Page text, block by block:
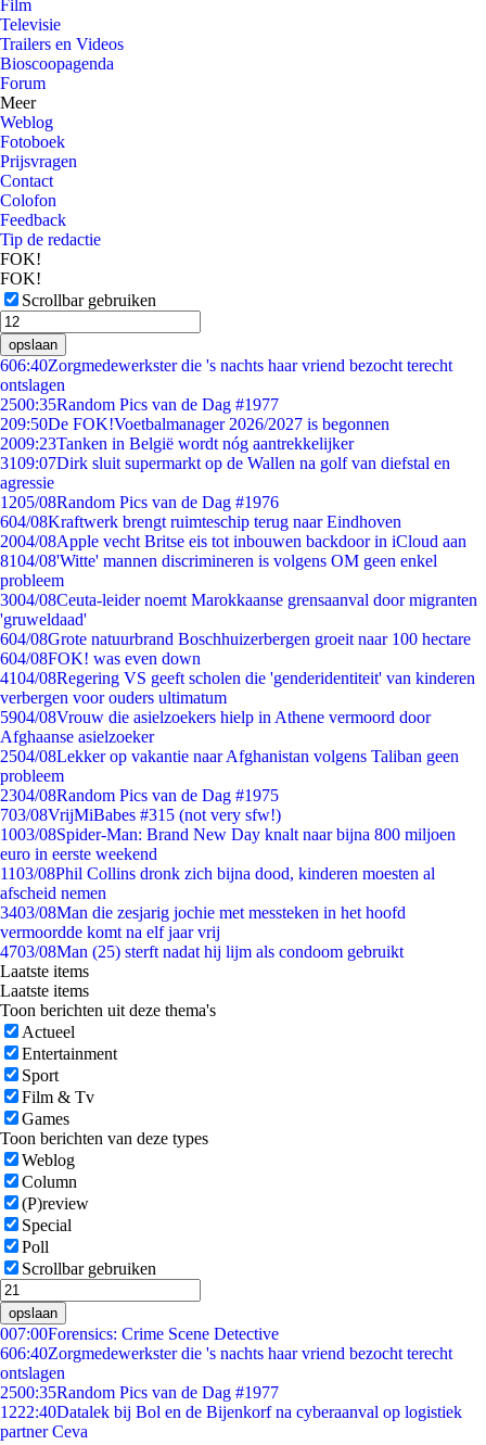
Film
Televisie
Trailers en Videos
Bioscoopagenda
Forum
Meer
Weblog
Fotoboek
Prijsvragen
Contact
Colofon
Feedback
Tip de redactie
FOK!
FOK!
Scrollbar gebruiken
opslaan
606:40Zorgmedewerkster die 's nachts haar vriend bezocht terecht
ontslagen
2500:35Random Pics van de Dag #1977
209:50De FOK!Voetbalmanager 2026/2027 is begonnen
2009:23Tanken in België wordt nóg aantrekkelijker
3109:07Dirk sluit supermarkt op de Wallen na golf van diefstal en
agressie
1205/08Random Pics van de Dag #1976
604/08Kraftwerk brengt ruimteschip terug naar Eindhoven
2004/08Apple vecht Britse eis tot inbouwen backdoor in iCloud aan
8104/08'Witte' mannen discrimineren is volgens OM geen enkel
probleem
3004/08Ceuta-leider noemt Marokkaanse grensaanval door migranten
'gruweldaad'
604/08Grote natuurbrand Boschhuizerbergen groeit naar 100 hectare
604/08FOK! was even down
4104/08Regering VS geeft scholen die 'genderidentiteit' van kinderen
verbergen voor ouders ultimatum
5904/08Vrouw die asielzoekers hielp in Athene vermoord door
Afghaanse asielzoeker
2504/08Lekker op vakantie naar Afghanistan volgens Taliban geen
probleem
2304/08Random Pics van de Dag #1975
703/08VrijMiBabes #315 (not very sfw!)
1003/08Spider-Man: Brand New Day knalt naar bijna 800 miljoen
euro in eerste weekend
1103/08Phil Collins dronk zich bijna dood, kinderen moesten al
afscheid nemen
3403/08Man die zesjarig jochie met messteken in het hoofd
vermoordde komt na elf jaar vrij
4703/08Man (25) sterft nadat hij lijm als condoom gebruikt
Laatste items
Laatste items
Toon berichten uit deze thema's
Actueel
Entertainment
Sport
Film & Tv
Games
Toon berichten van deze types
Weblog
Column
(P)review
Special
Poll
Scrollbar gebruiken
opslaan
007:00Forensics: Crime Scene Detective
606:40Zorgmedewerkster die 's nachts haar vriend bezocht terecht
ontslagen
2500:35Random Pics van de Dag #1977
1222:40Datalek bij Bol en de Bijenkorf na cyberaanval op logistiek
partner Ceva